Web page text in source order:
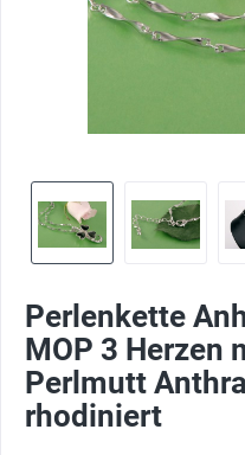
Perlenkette
MOP 3 Herzen
Perlmutt
rhodiniert